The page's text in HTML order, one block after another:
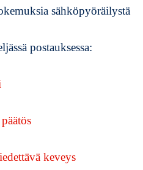
sähköpyöräilystä
postauksessa:
keveys